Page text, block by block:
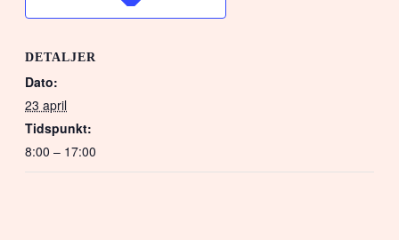
DETALJER
Dato:
23 april
Tidspunkt:
8:00 – 17:00